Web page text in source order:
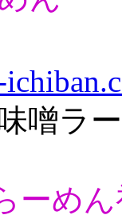
ーめ